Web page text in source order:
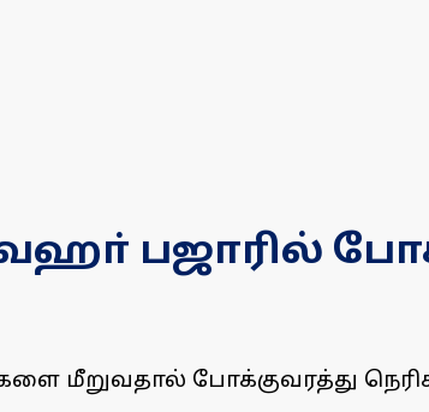
பஜாரில்
மீறுவதால் போக்குவரத்து